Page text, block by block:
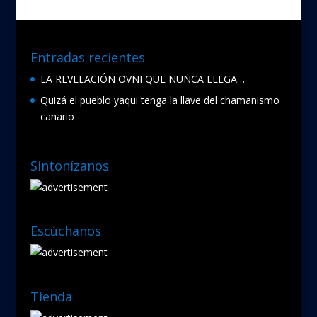
o
Entradas recientes
LA REVELACIÓN OVNI QUE NUNCA LLEGA…
Quizá el pueblo yaqui tenga la llave del chamanismo
canario
Sintonízanos
Escúchanos
Tienda